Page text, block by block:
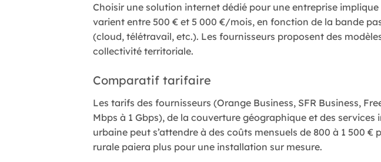
Choisir une solution internet dédié pour une entreprise
varient entre 500 € et 5 000 €/mois, en fonction de la bande
(cloud, télétravail, etc.). Les fournisseurs proposent des
collectivité territoriale.
Comparatif tarifaire
Les tarifs des fournisseurs (Orange Business, SFR Business,
Mbps à 1 Gbps), de la couverture géographique et des
urbaine peut s’attendre à des coûts mensuels de 800 à 1 500
rurale paiera plus pour une installation sur mesure.